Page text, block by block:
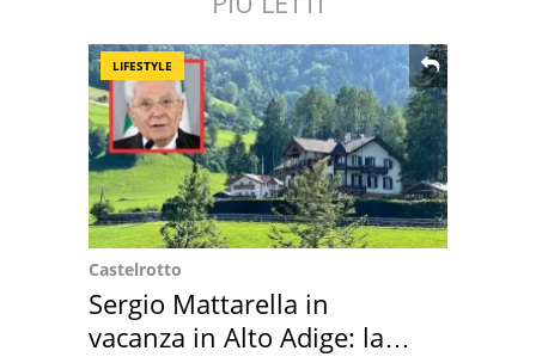
LIFESTYLE
Castelrotto
Sergio Mattarella in
vacanza in Alto Adige: la